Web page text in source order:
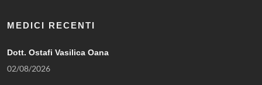
MEDICI RECENTI
Dott. Ostafi Vasilica Oana
02/08/2026